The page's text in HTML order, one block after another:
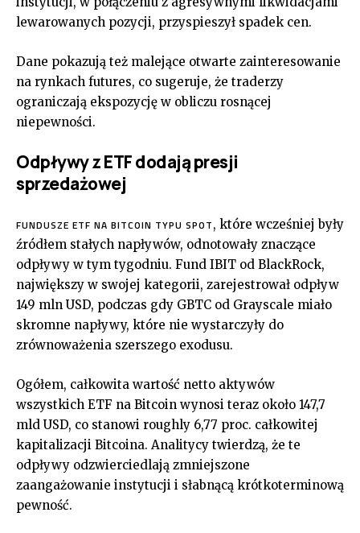
lewarowanych pozycji, przyspieszył spadek cen.
Dane pokazują też malejące otwarte zainteresowanie
na rynkach futures, co sugeruje, że traderzy
ograniczają ekspozycję w obliczu rosnącej
niepewności.
Odpływy z ETF dodają presji
sprzedażowej
FUNDUSZE ETF NA BITCOIN TYPU SPOT, które wcześniej były
źródłem stałych napływów, odnotowały znaczące
odpływy w tym tygodniu. Fund IBIT od BlackRock,
największy w swojej kategorii, zarejestrował odpływ
149 mln USD, podczas gdy GBTC od Grayscale miało
skromne napływy, które nie wystarczyły do
zrównoważenia szerszego exodusu.
Ogółem, całkowita wartość netto aktywów
wszystkich ETF na Bitcoin wynosi teraz około 147,7
mld USD, co stanowi roughly 6,77 proc. całkowitej
kapitalizacji Bitcoina. Analitycy twierdzą, że te
odpływy odzwierciedlają zmniejszone
zaangażowanie instytucji i słabnącą krótkoterminową
pewność.